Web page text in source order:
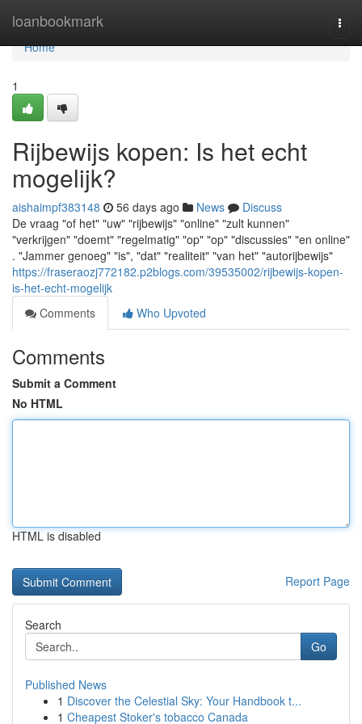
loanbookmark
Home
Home
1
Rijbewijs kopen: Is het echt
mogelijk?
aishaimpf383148 56 days ago News
Discuss
De vraag "of het" "uw" "rijbewijs" "online" "zult kunnen"
"verkrijgen" "doemt" "regelmatig" "op" "op" "discussies" "en online"
. "Jammer genoeg" "is", "dat" "realiteit" "van het" "autorijbewijs"
https://fraseraozj772182.p2blogs.com/39535002/rijbewijs-kopen-
is-het-echt-mogelijk
Comments
Who Upvoted
Comments
Submit a Comment
No HTML
HTML is disabled
Report Page
Search
Go
Published News
1 Discover the Celestial Sky: Your Handbook t...
1 Cheapest Stoker's tobacco Canada